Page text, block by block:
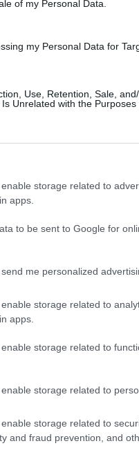
of my Personal Data.
my Personal Data for
Use, Retention, Sale,
Unrelated with the Purposes
storage related to
apps.
to be sent to Google for
me personalized
storage related to
apps.
storage related to
storage related to
storage related to
and fraud prevention, and